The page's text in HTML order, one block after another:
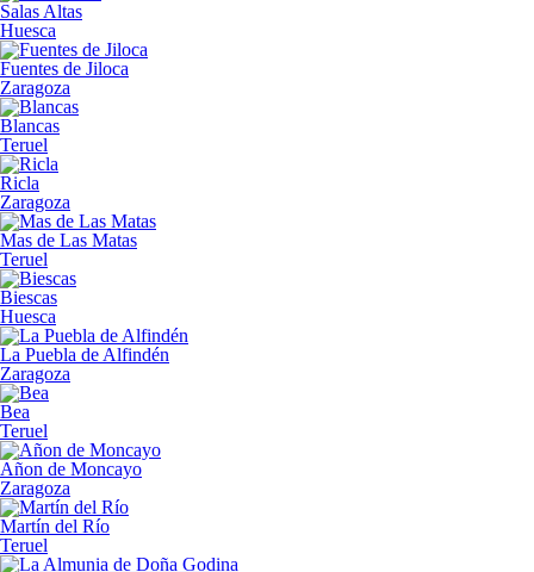
Salas Altas
Huesca
Fuentes de Jiloca
Zaragoza
Blancas
Teruel
Ricla
Zaragoza
Mas de Las Matas
Teruel
Biescas
Huesca
La Puebla de Alfindén
Zaragoza
Bea
Teruel
Añon de Moncayo
Zaragoza
Martín del Río
Teruel